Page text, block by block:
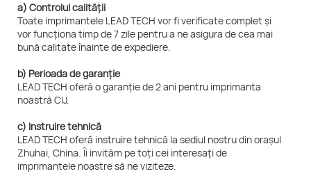
a) Controlul calității
Toate imprimantele LEAD TECH vor fi verificate complet și
vor funcționa timp de 7 zile pentru a ne asigura de cea mai
bună calitate înainte de expediere.
b) Perioada de garanție
LEAD TECH oferă o garanție de 2 ani pentru imprimanta
noastră CIJ.
c) Instruire tehnică
LEAD TECH oferă instruire tehnică la sediul nostru din orașul
Zhuhai, China. Îi invităm pe toți cei interesați de
imprimantele noastre să ne viziteze.